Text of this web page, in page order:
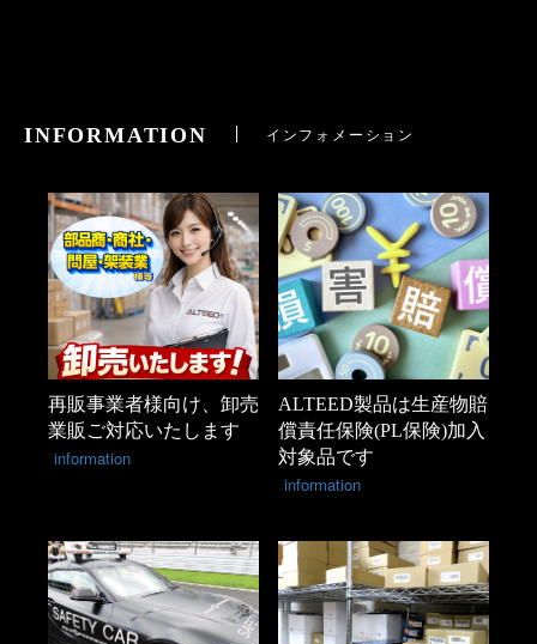
INFORMATION インフォメーション
再販事業者様向け、卸売
業販ご対応いたします
information
ALTEED製品は生産物賠
償責任保険(PL保険)加入
対象品です
information